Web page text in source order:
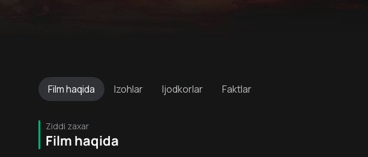
Filmhaqida Izohlar Ijodkorlar Faktlar
Ziddi zaxar
Film haqida